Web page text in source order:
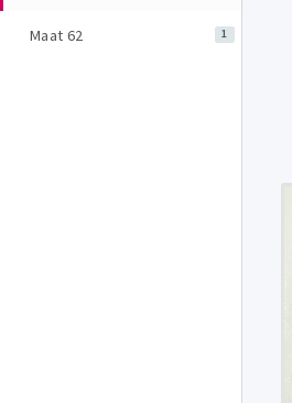
Maat 62 1